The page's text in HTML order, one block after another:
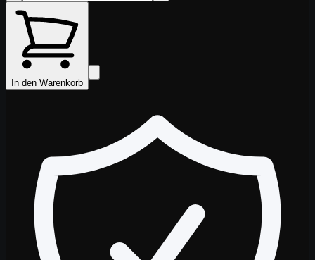
In den Warenkorb